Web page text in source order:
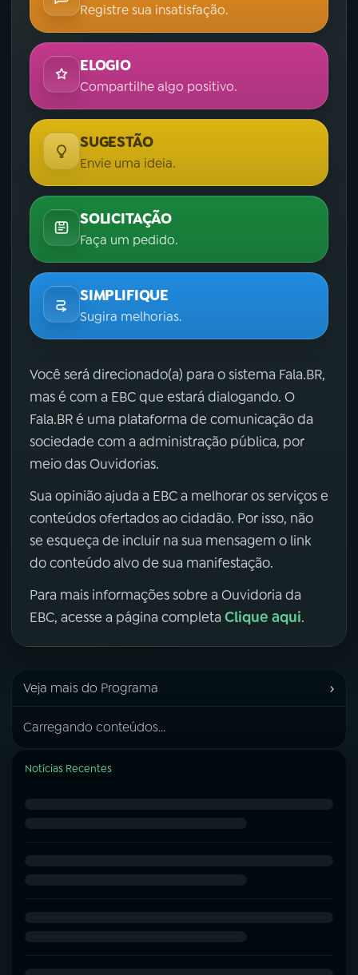
Registre sua insatisfação.
ELOGIO
Compartilhe algo positivo.
SUGESTÃO
Envie uma ideia.
SOLICITAÇÃO
Faça um pedido.
SIMPLIFIQUE
Sugira melhorias.
Você será direcionado(a) para o sistema Fala.BR,
mas é com a EBC que estará dialogando. O
Fala.BR é uma plataforma de comunicação da
sociedade com a administração pública, por
meio das Ouvidorias.
Sua opinião ajuda a EBC a melhorar os serviços e
conteúdos ofertados ao cidadão. Por isso, não
se esqueça de incluir na sua mensagem o link
do conteúdo alvo de sua manifestação.
Para mais informações sobre a Ouvidoria da
EBC, acesse a página completa Clique aqui.
Veja mais do Programa ›
Carregando conteúdos...
Notícias Recentes